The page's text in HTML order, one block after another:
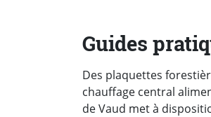
Guides
Des plaquettes
chauffage central
de Vaud met à